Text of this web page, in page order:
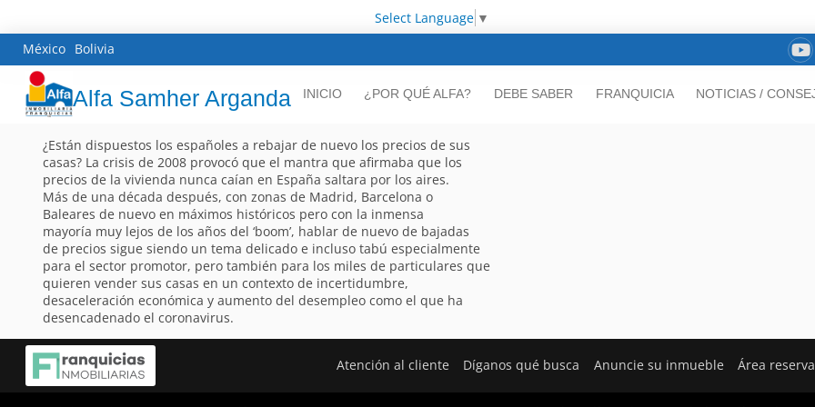
Select Language ▼
México Bolivia
Alfa Samher Arganda INICIO ¿POR QUÉ ALFA? DEBE SABER FRANQUICIA NOTICIAS /
¿Están dispuestos los españoles a rebajar de nuevo los precios de sus
casas? La crisis de 2008 provocó que el mantra que afirmaba que los
precios de la vivienda nunca caían en España saltara por los aires.
Más de una década después, con zonas de Madrid, Barcelona o
Baleares de nuevo en máximos históricos pero con la inmensa
mayoría muy lejos de los años del ‘boom’, hablar de nuevo de bajadas
de precios sigue siendo un tema delicado e incluso tabú especialmente
para el sector promotor, pero también para los miles de particulares que
quieren vender sus casas en un contexto de incertidumbre,
desaceleración económica y aumento del desempleo como el que ha
desencadenado el coronavirus.
Atención al cliente Díganos qué busca Anuncie su inmueble Área